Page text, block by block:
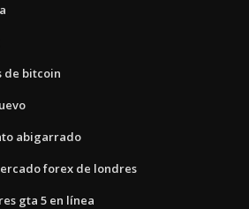
de bitcoin
abigarrado
forex de londres
gta 5 en línea